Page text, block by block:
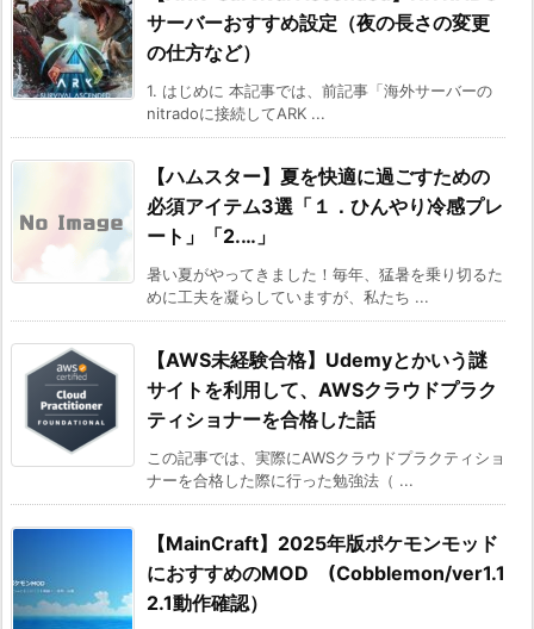
サーバーおすすめ設定（夜の長さの変更
の仕方など）
1. はじめに 本記事では、前記事「海外サーバーの
nitradoに接続してARK ...
【ハムスター】夏を快適に過ごすための
必須アイテム3選「１．ひんやり冷感プレ
ート」「2.…」
暑い夏がやってきました！毎年、猛暑を乗り切るた
めに工夫を凝らしていますが、私たち ...
【AWS未経験合格】Udemyとかいう謎
サイトを利用して、AWSクラウドプラク
ティショナーを合格した話
この記事では、実際にAWSクラウドプラクティショ
ナーを合格した際に行った勉強法（ ...
【MainCraft】2025年版ポケモンモッド
におすすめのMOD (Cobblemon/ver1.1
2.1動作確認）